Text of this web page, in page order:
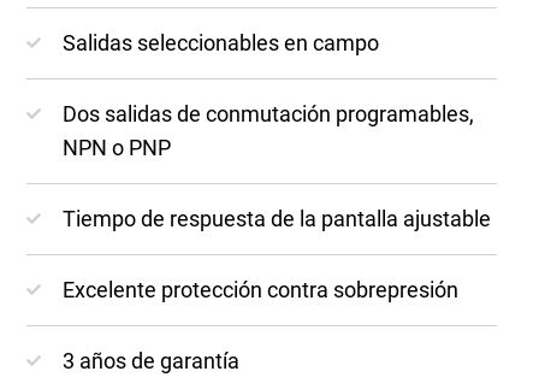
Salidas seleccionables en campo
Dos salidas de conmutación programables,
NPN o PNP
Tiempo de respuesta de la pantalla ajustable
Excelente protección contra sobrepresión
3 años de garantía